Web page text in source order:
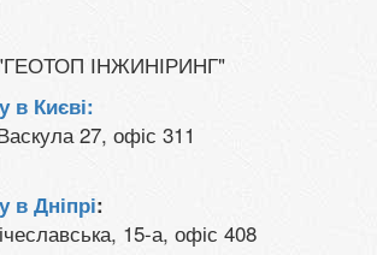
ІНЖИНІРИНГ"
в Києві:
27, офіс 311
в Дніпрі:
15-а, офіс 408